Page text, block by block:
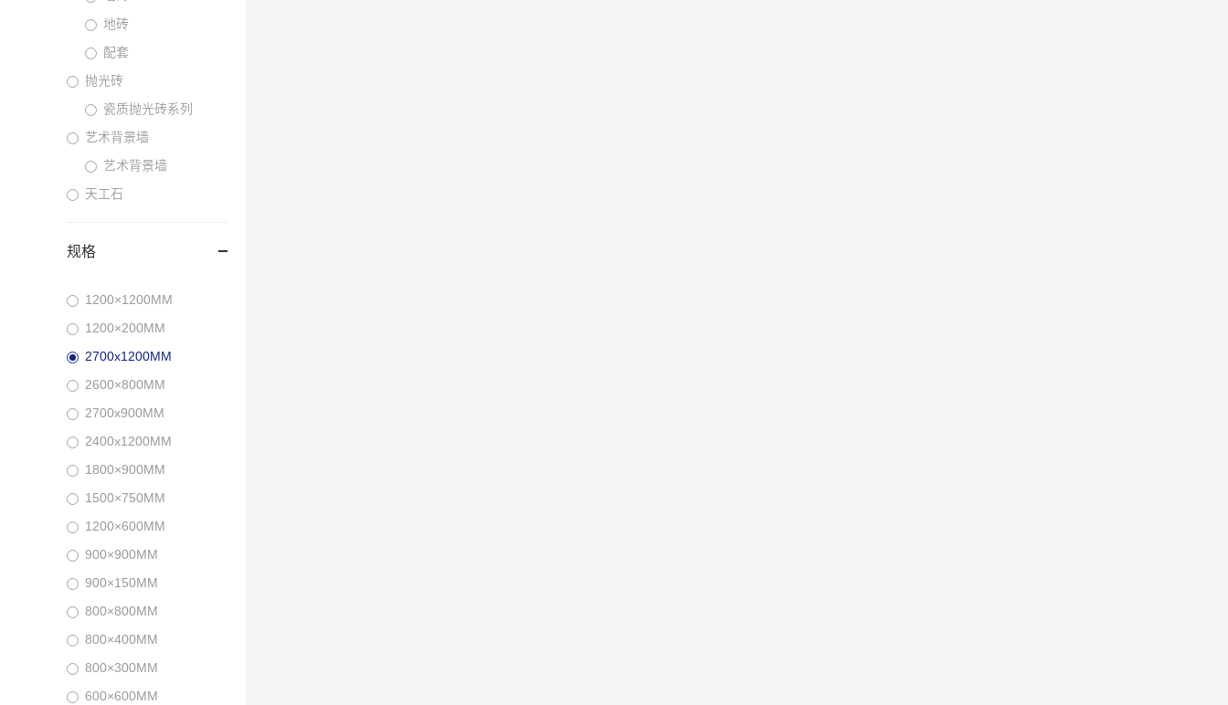
地砖
配套
抛光砖
瓷质抛光砖系列
艺术背景墙
艺术背景墙
天工石
规格
1200×1200MM
1200×200MM
2700x1200MM
2600×800MM
2700x900MM
2400x1200MM
1800×900MM
1500×750MM
1200×600MM
900×900MM
900×150MM
800×800MM
800×400MM
800×300MM
600×600MM